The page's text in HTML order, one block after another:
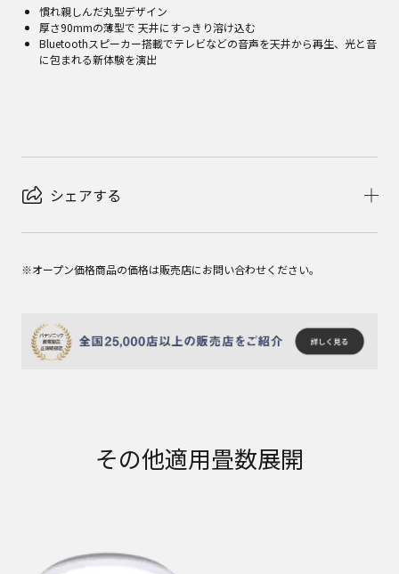
慣れ親しんだ丸型デザイン
厚さ90mmの薄型で 天井にすっきり溶け込む
Bluetoothスピーカー搭載でテレビなどの音声を天井から再生、光と音
に包まれる新体験を演出
シェアする
※オープン価格商品の価格は販売店にお問い合わせください。
その他適用畳数展開